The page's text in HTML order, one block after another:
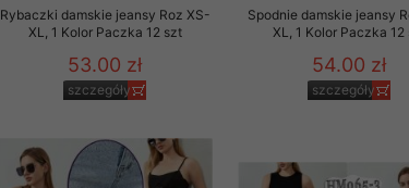
Rybaczki damskie jeansy Roz XS-
XL, 1 Kolor Paczka 12 szt
53.00 zł
szczegóły
Spodnie damskie jeansy
XL, 1 Kolor Paczka 12
54.00 zł
szczegóły